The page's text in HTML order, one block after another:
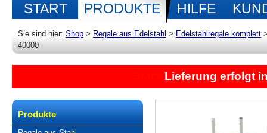
START PRODUKTE HILFE
Sie sind hier: Shop > Regale aus Edelstahl > Edelstahlregale komplett
40000
Lieferung erfolgt
Produkte